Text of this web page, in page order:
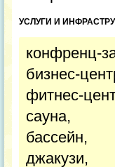
УСЛУГИ И
конфренц-
бизнес-
фитнес-
сауна,
бассейн,
джакузи,